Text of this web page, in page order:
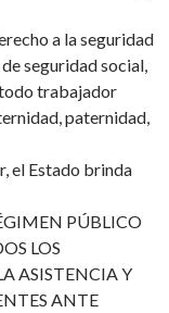
a la seguridad
seguridad social,
trabajador
paternidad,
el Estado brinda
PÚBLICO
LOS
ASISTENCIA Y
ANTE